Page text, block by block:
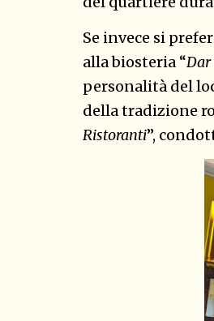
Se invece si
alla biosteria “Dar
personalità del
della tradizione
Ristoranti”,